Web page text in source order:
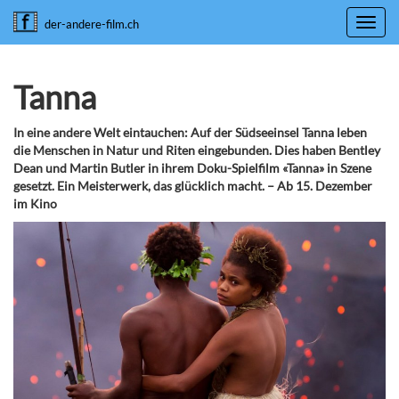
der-andere-film.ch
Tanna
In eine andere Welt eintauchen: Auf der Südseeinsel Tanna leben
die Menschen in Natur und Riten eingebunden. Dies haben Bentley
Dean und Martin Butler in ihrem Doku-Spielfilm «Tanna» in Szene
gesetzt. Ein Meisterwerk, das glücklich macht. – Ab 15. Dezember
im Kino